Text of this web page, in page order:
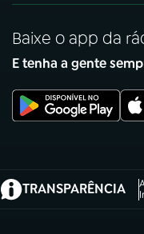
Baixe o app da
E tenha a gente
TRANSPARÊNCIA
(abre em nova aba)